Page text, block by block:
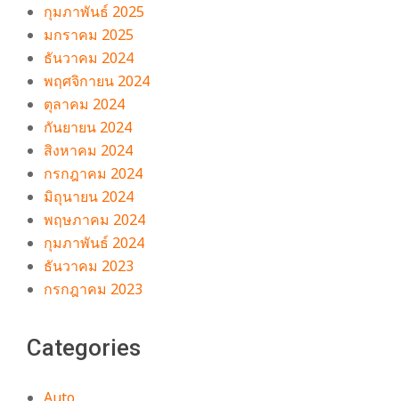
กุมภาพันธ์ 2025
มกราคม 2025
ธันวาคม 2024
พฤศจิกายน 2024
ตุลาคม 2024
กันยายน 2024
สิงหาคม 2024
กรกฎาคม 2024
มิถุนายน 2024
พฤษภาคม 2024
กุมภาพันธ์ 2024
ธันวาคม 2023
กรกฎาคม 2023
Categories